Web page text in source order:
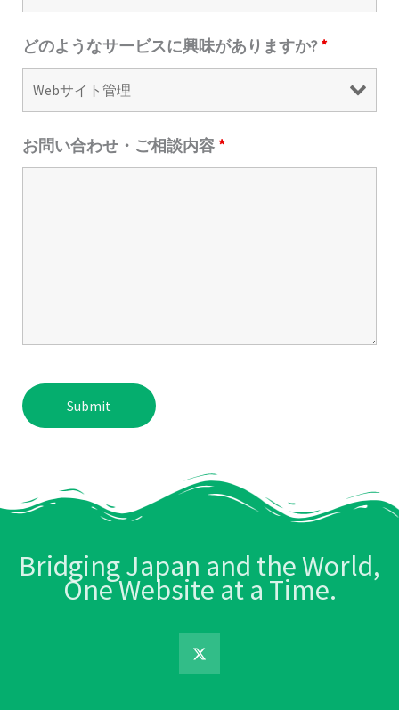
どのようなサービスに興味がありますか?*
お問い合わせ・ご相談内容 *
Bridging Japan and the World,
One Website at a Time.